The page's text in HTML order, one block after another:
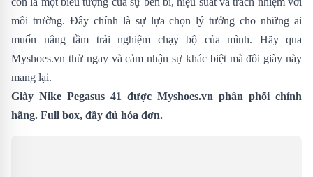
môi trường. Đây chính là sự lựa chọn lý tưởng cho những ai
muốn nâng tầm trải nghiệm chạy bộ của mình. Hãy qua
Myshoes.vn thử ngay và cảm nhận sự khác biệt mà đôi giày này
mang lại.
Giày Nike Pegasus 41 được Myshoes.vn phân phối chính
hãng. Full box, đầy đủ hóa đơn.